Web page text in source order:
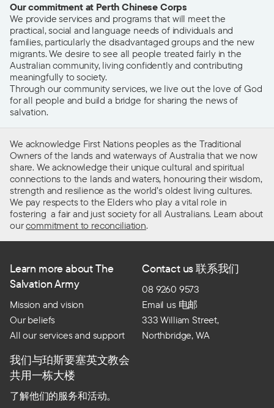
Our commitment at Perth Chinese Corps
We provide services and programs that will meet the
practical, social and language needs of individuals and
families, particularly the disadvantaged groups and the new
migrants. We desire to see all people treated fairly in the
Australian community, living confidently and contributing
meaningfully to society.
Through our community services, we live out the love of God
for all people and build a bridge for sharing the news of
salvation.
We acknowledge First Nations peoples as the Traditional
Owners of the lands and waterways of Australia that we now
share. We acknowledge their unique cultural and spiritual
connections to the lands and waters, honouring their wisdom,
strength and resilience as the world’s oldest living cultures.
We pay respects to the Elders who play a vital role in
fostering a fair and just society for all Australians. Learn about
ourcommitment to reconciliation.
Learn more about The
Salvation Army
Mission and vision
Our beliefs
All our services and support
Contact us 联系我们
08 9260 9573
Email us 电邮
333 William Street,
Northbridge, WA
我们与珀斯要塞英文教会
共用一栋大楼
了解他们的服务和活动。